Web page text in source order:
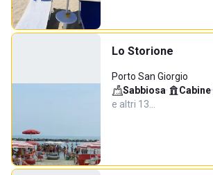
Lo Storione
Porto San Giorgio
Sabbiosa· Cabine·
e altri 13…